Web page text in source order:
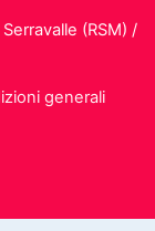
(RSM) /
generali